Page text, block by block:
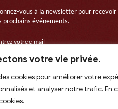
votre vie privée.
cookies pour améliorer votre
et analyser notre trafic.
vous à la newsletter pour
prochains événements.
All Rights Reserved